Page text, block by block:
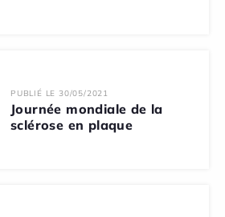
PUBLIÉ LE 30/05/2021
Journée mondiale de la
sclérose en plaque